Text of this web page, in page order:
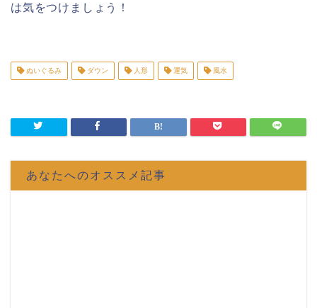
は気をつけましょう！
ぬいぐるみ ダウン 人形 運気 風水
あなたへのオススメ記事